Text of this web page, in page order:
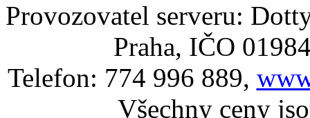
Provozovatel serveru:
Praha, IČO
Telefon: 774 996 889,
Všechny ceny